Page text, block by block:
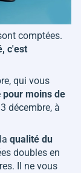
comptées.
c'est
qui vous
pour moins de
décembre, à
qualité du
doubles en
Il ne vous